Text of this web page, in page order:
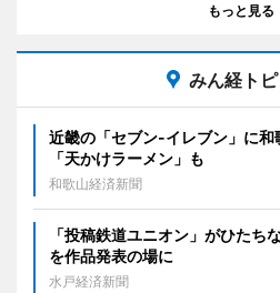
もっと見る
みん経ト
近畿の「セブン-イレブン」に
「天かけラーメン」も
和歌山経済新聞
「投稿鉄道ユニオン」がひたち
を作品発表の場に
水戸経済新聞